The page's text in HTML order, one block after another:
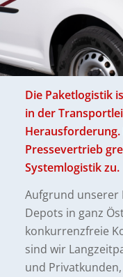
Die Paketlogistik
in der
Pressevertrieb
Systemlogistik zu.
Aufgrund
Depots in ganz
konkurrenzfreie
sind wir
und